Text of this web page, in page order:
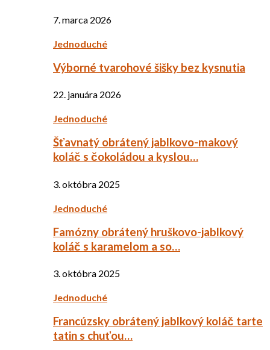
7. marca 2026
Jednoduché
Výborné tvarohové šišky bez kysnutia
22. januára 2026
Jednoduché
Šťavnatý obrátený jablkovo-makový
koláč s čokoládou a kyslou…
3. októbra 2025
Jednoduché
Famózny obrátený hruškovo-jablkový
koláč s karamelom a so…
3. októbra 2025
Jednoduché
Francúzsky obrátený jablkový koláč tarte
tatin s chuťou…